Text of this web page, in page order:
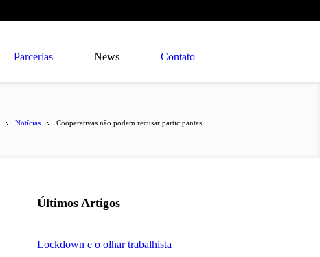
Parcerias News Contato
Notícias Cooperativas não podem recusar participantes
Últimos Artigos
Lockdown e o olhar trabalhista